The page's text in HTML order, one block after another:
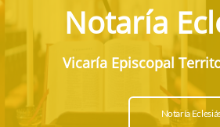
Notaría
Vicaría Episcopal
Notaría